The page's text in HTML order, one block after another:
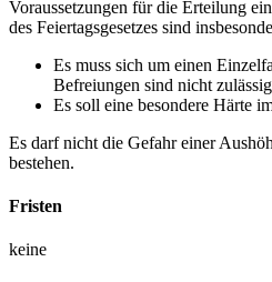
Voraussetzungen für die Erteilung
des Feiertagsgesetzes sind
Es muss sich um einen
Befreiungen sind nicht
Es soll eine besondere Härte
Es darf nicht die Gefahr einer
bestehen.
Fristen
keine